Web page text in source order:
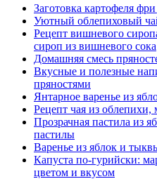
Заготовка картофеля
Уютный облепиховый
Рецепт вишневого
сироп из вишневого сока
Домашняя смесь
Вкусные и полезные
пряностями
Янтарное варенье из
Рецепт чая из облепихи,
Прозрачная пастила из
пастилы
Варенье из яблок и
Капуста по-гурийски:
цветом и вкусом